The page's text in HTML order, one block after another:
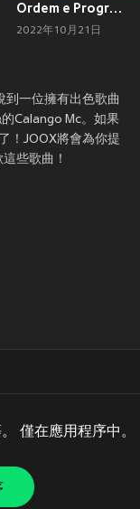
Ordem e Progresso
2022年10月21日
到一位擁有出色歌曲
Calango Mc。如果
！JOOX將會為你提
些歌曲！
僅在應用程序中。